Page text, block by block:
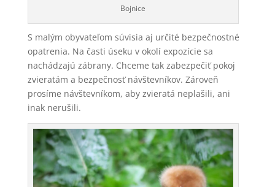
Bojnice
S malým obyvateľom súvisia aj určité bezpečnostné
opatrenia. Na časti úseku v okolí expozície sa
nachádzajú zábrany. Chceme tak zabezpečiť pokoj
zvieratám a bezpečnosť návštevníkov. Zároveň
prosíme návštevníkom, aby zvieratá neplašili, ani
inak nerušili.